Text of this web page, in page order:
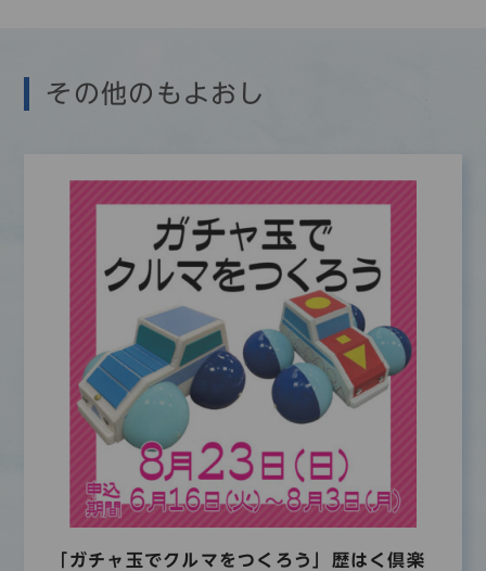
その他のもよおし
「ガチャ玉でクルマをつくろう」歴はく倶楽